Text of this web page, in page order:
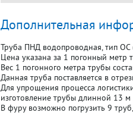
Дополнительная
Труба ПНД водопроводная, тип ОС
Цена указана за 1 погонный метр
Вес 1 погонного метра трубы
Данная труба поставляется в
Для упрощения процесса
изготовление трубы длинной 13 м
В фуру возможно погрузить 9